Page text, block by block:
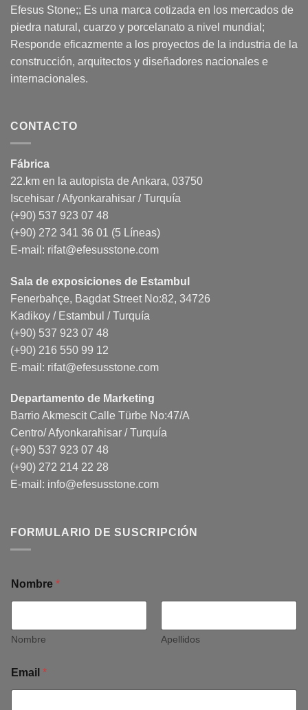
Efesus Stone;; Es una marca cotizada en los mercados de
piedra natural, cuarzo y porcelanato a nivel mundial;
Responde eficazmente a los proyectos de la industria de la
construcción, arquitectos y diseñadores nacionales e
internacionales.
CONTACTO
Fábrica
22.km en la autopista de Ankara, 03750
Iscehisar / Afyonkarahisar / Turquía
(+90) 537 923 07 48
(+90) 272 341 36 01 (5 Líneas)
E-mail: rifat@efesusstone.com
Sala de exposiciones de Estambul
Fenerbahçe, Bagdat Street No:82, 34726
Kadikoy / Estambul / Turquía
(+90) 537 923 07 48
(+90) 216 550 99 12
E-mail: rifat@efesusstone.com
Departamento de Marketing
Barrio Akmescit Calle Türbe No:47/A
Centro/ Afyonkarahisar / Turquía
(+90) 537 923 07 48
(+90) 272 214 22 28
E-mail: info@efesusstone.com
FORMULARIO DE SUSCRIPCIÓN
Nombre *
Nombre Apellidos
Email *